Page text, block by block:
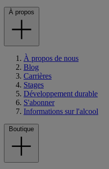
À propos
À propos de nous
Blog
Carrières
Stages
Développement durable
S'abonner
Informations sur l'alcool
Boutique